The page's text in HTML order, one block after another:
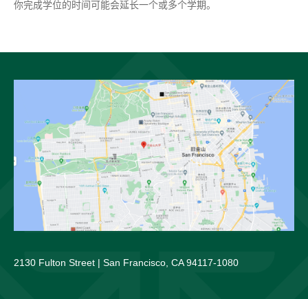
你完成学位的时间可能会延长一个或多个学期。
2130 Fulton Street | San Francisco, CA 94117-1080